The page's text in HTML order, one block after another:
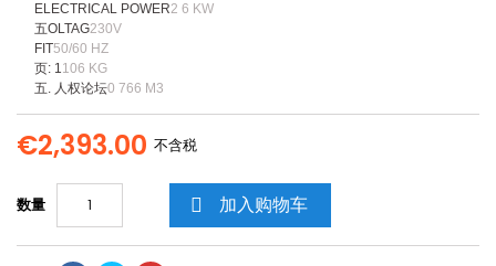
ELECTRICAL POWER2 6 KW
五OLTAG230V
FIT50/60 HZ
页: 1106 KG
五. 人权论坛0 766 M3
€2,393.00 不含税
数量  加入购物车